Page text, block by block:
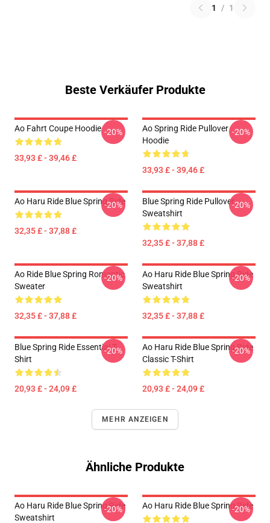
1 / 1
Beste Verkäufer Produkte
Ao Fahrt Coupe Hoodie
33,93 £ - 39,46 £
-20%
Ao Spring Ride Pullover
Hoodie
33,93 £ - 39,46 £
-20%
Ao Haru Ride Blue Spring Ride
32,35 £ - 37,88 £
-20%
Blue Spring Ride Pullover
Sweatshirt
32,35 £ - 37,88 £
-20%
Ao Ride Blue Spring Romantic
Sweater
32,35 £ - 37,88 £
-20%
Ao Haru Ride Blue Spring Ride
Sweatshirt
32,35 £ - 37,88 £
-20%
Blue Spring Ride Essential T-
Shirt
20,93 £ - 24,09 £
-20%
Ao Haru Ride Blue Spring Ride
Classic T-Shirt
20,93 £ - 24,09 £
-20%
MEHR ANZEIGEN
Ähnliche Produkte
Ao Haru Ride Blue Spring Ride
Sweatshirt
-20% Ao Haru Ride Blue Spring Ride
-20%